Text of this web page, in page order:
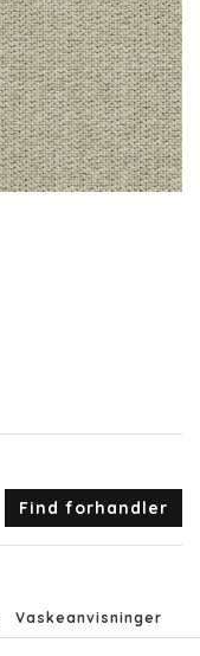
Find forhandler
Vaskeanvisninger